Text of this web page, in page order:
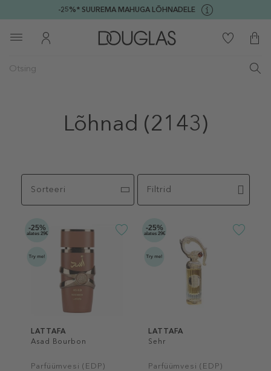
-25%* SUUREMA MAHUGA LÕHNADELE
Lõhnad (2143)
Sorteeri Filtrid
-25%
alates 29€
LATTAFA
Asad Bourbon
Parfüümvesi (EDP)
-25%
alates 29€
LATTAFA
Sehr
Parfüümvesi (EDP)